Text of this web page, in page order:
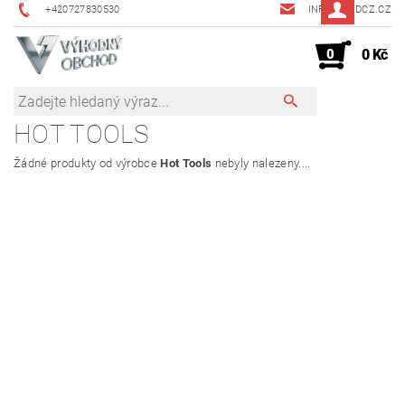
+420727830530 INFO@JMDCZ.CZ
0 0 Kč
HOT TOOLS
Žádné produkty od výrobceHot Tools nebyly nalezeny....